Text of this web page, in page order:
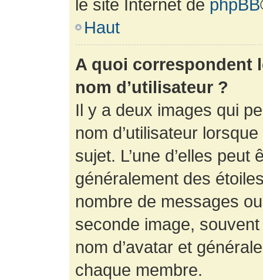
le site Internet de phpBB
Haut
A quoi correspondent
nom d’utilisateur ?
Il y a deux images qui
nom d’utilisateur
sujet. L’une d’elles
généralement des
nombre de messages
seconde image,
nom d’avatar et
chaque membre.